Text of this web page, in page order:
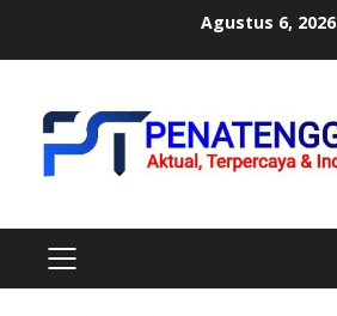
Agustus 6, 2026
PRIMARY
MENU